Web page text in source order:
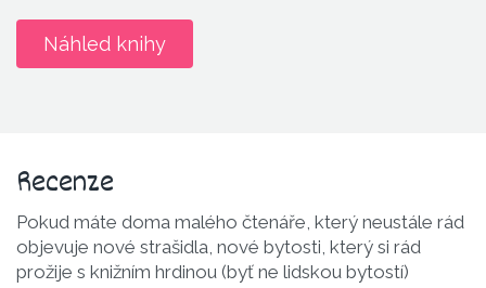
Náhled knihy
Recenze
Pokud máte doma malého čtenáře, který neustále rád
objevuje nové strašidla, nové bytosti, který si rád
prožije s knižním hrdinou (byť ne lidskou bytostí)